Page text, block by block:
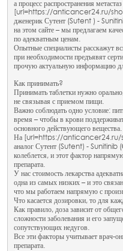
а процесс распространения
[url=https://anticancer24.ru/
дженерик Сутент (Sutent ) -
на этом сайте – мы предлагаем
по адекватным ценам.
Опытные специалисты расскажут
при необходимости предъявят
прочую актуальную информацию
Как принимать?
Принимать таблетки нужно
не связывая с приемом пищи.
Важно соблюдать одно условие:
время – чтобы в крови
основного действующего вещества.
На [url=https://anticancer24.ru/
аналог Сутент (Sutent) - Sunitinib
колеблется, и этот фактор
препарата.
У нас стоимость лекарства
одна из самых низких – и это
что мы работаем напрямую с
Что касается дозировки, то для
Как правило, доза зависит от
сложности заболевания и его
сопутствующих недугов.
Все эти факторы учитывает врач-
препарата.